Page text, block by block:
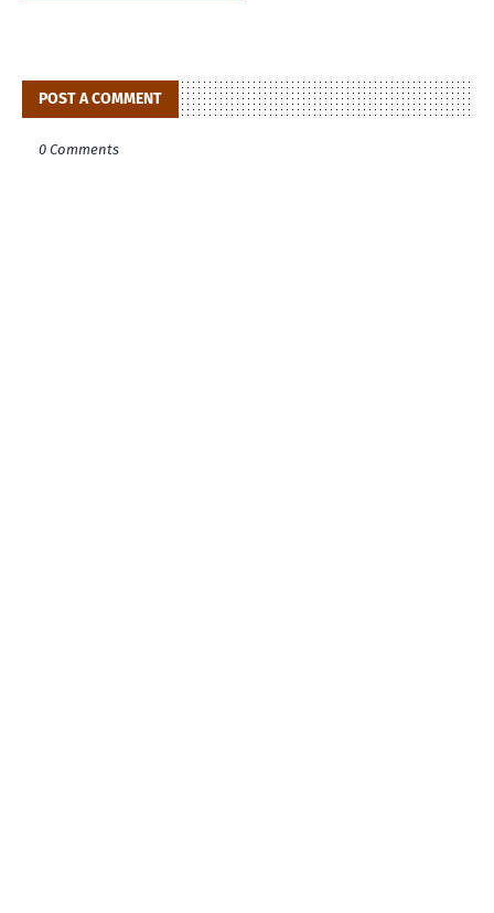
POST A COMMENT
0 Comments